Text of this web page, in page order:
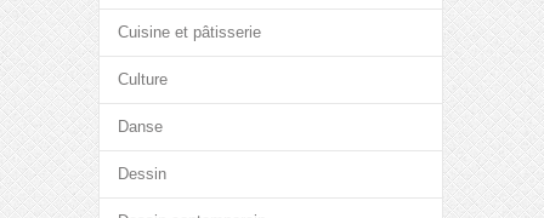
Cuisine et pâtisserie
Culture
Danse
Dessin